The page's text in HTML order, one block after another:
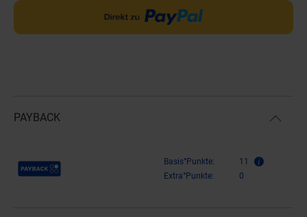
PAYBACK
Payback Punkte Basis°Punkte:
11
Extra°Punkte:
0